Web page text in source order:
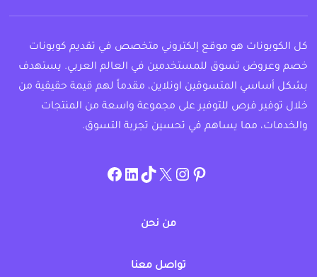
كل الكوبونات هو موقع إلكتروني متخصص في تقديم كوبونات
خصم وعروض تسوق للمستخدمين في العالم العربي. يستهدف
بشكل أساسي المتسوقين اونلاين، مقدماً لهم قيمة حقيقية من
خلال توفير فرص للتوفير على مجموعة واسعة من المنتجات
والخدمات، مما يساهم في تحسين تجربة التسوق.
pinterest
allcouponat
twitter
TikTok
linkedin
facebook
من نحن
تواصل معنا